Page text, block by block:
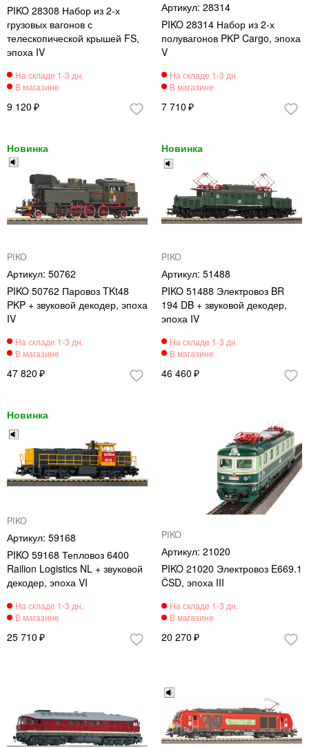
PIKO 28308 Набор из 2-х
грузовых вагонов с
телескопической крышей FS,
эпоха IV
9 120
28314
PIKO 28314 Набор из 2-х
полувагонов PKP Cargo, эпоха
V
7 710
PIKO
50762
PIKO 50762 Паровоз TKt48
PKP + звуковой декодер, эпоха
IV
47 820
PIKO
51488
PIKO 51488 Электровоз BR
194 DB + звуковой декодер,
эпоха IV
46 460
PIKO
59168
PIKO 59168 Тепловоз 6400
Railion Logistics NL + звуковой
декодер, эпоха VI
25 710
PIKO
21020
PIKO 21020 Электровоз E669.1
ČSD, эпоха III
20 270